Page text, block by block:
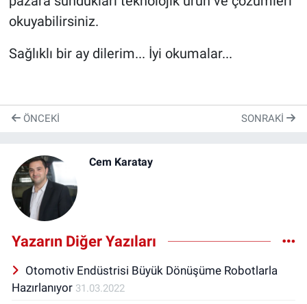
okuyabilirsiniz.
Sağlıklı bir ay dilerim... İyi okumalar...
ÖNCEKI SONRAKI
Cem Karatay
Yazarın Diğer Yazıları
Otomotiv Endüstrisi Büyük Dönüşüme Robotlarla
Hazırlanıyor 31.03.2022